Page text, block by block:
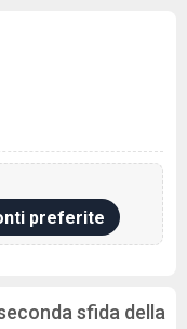
preferite
sfida della